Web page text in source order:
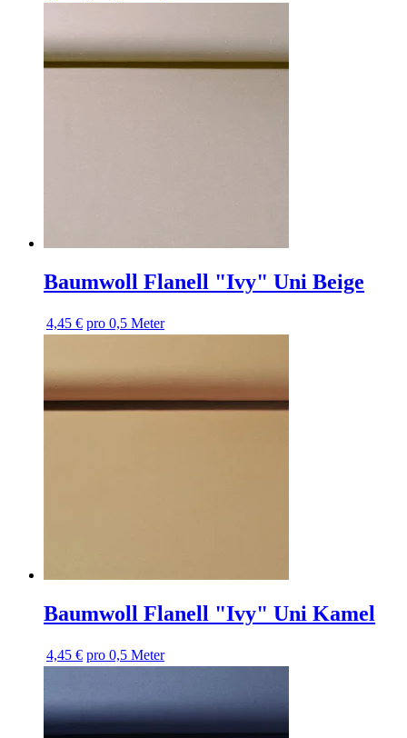
Baumwoll Flanell "Ivy" Uni Beige
4,45 € pro 0,5 Meter
Baumwoll Flanell "Ivy" Uni Kamel
4,45 € pro 0,5 Meter